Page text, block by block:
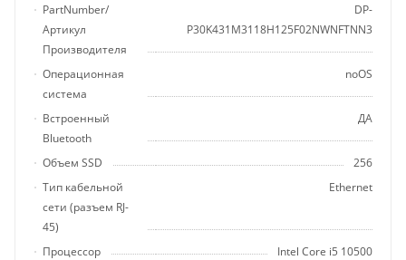
PartNumber/
Артикул
Производителя
DP-
P30K431M3118H125F02NWNFTNN3
Операционная
система
noOS
Встроенный
Bluetooth
ДА
Объем SSD
256
Тип кабельной
сети (разъем RJ-
45)
Ethernet
Процессор
Intel Core i5 10500